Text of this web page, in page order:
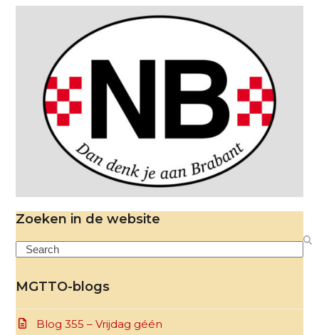
Zoeken in de website
Search
MGTTO-blogs
Blog 355 – Vrijdag géén